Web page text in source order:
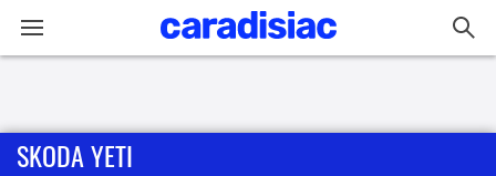
Accueil
SKODA YETI